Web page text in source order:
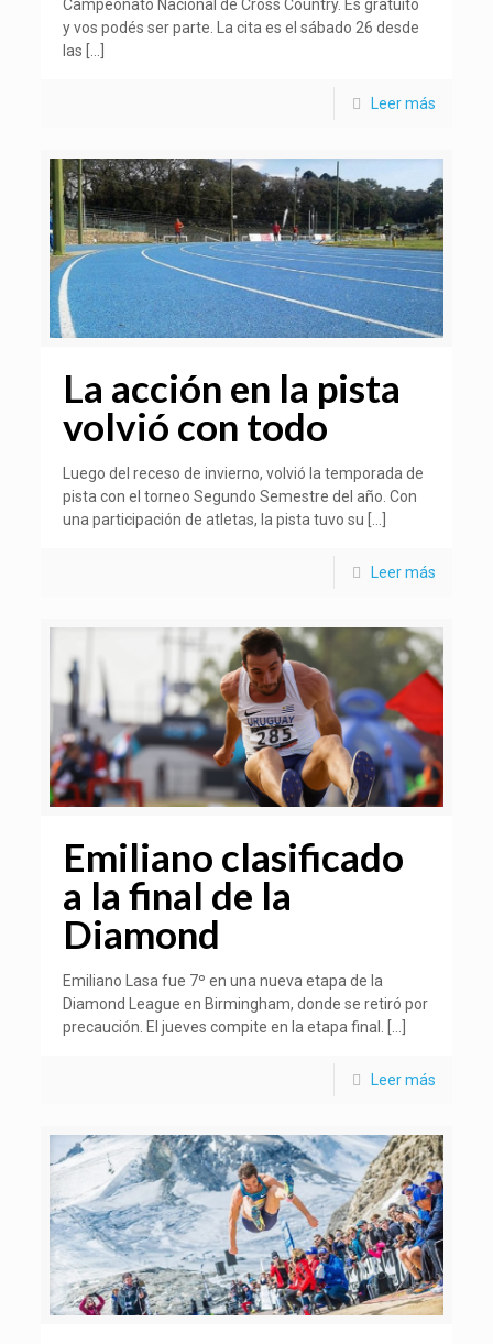
Campeonato Nacional de Cross Country. Es gratuito
y vos podés ser parte. La cita es el sábado 26 desde
las
Leer más
La acción en la pista
volvió con todo
Luego del receso de invierno, volvió la temporada de
pista con el torneo Segundo Semestre del año. Con
una participación de atletas, la pista tuvo su […]
Leer más
Emiliano clasificado
a la final de la
Diamond
Emiliano Lasa fue 7º en una nueva etapa de la
Diamond League en Birmingham, donde se retiró por
precaución. El jueves compite en la etapa final. […]
Leer más